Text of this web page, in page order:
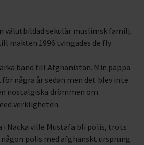
välutbildad sekulär muslimsk familj.
makten 1996 tvingades de fly
band till Afghanistan. Min pappa
några år sedan men det blev inte
nostalgiska drömmen om
verkligheten.
i Nacka ville Mustafa bli polis, trots
polis med afghanskt ursprung.